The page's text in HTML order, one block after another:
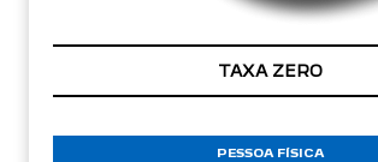
TAXA ZERO
PESSOA FÍSICA